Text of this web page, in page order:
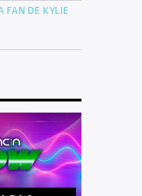
FAN DE KYLIE